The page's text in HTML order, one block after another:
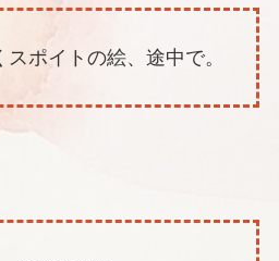
ポイトの絵、途中で。